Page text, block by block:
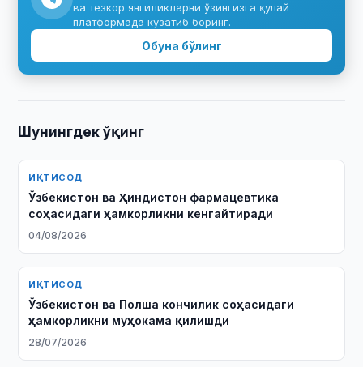
ва тезкор янгиликларни ўзингизга қулай
платформада кузатиб боринг.
Обуна бўлинг
Шунингдек ўқинг
ИҚТИСОД
Ўзбекистон ва Ҳиндистон фармацевтика
соҳасидаги ҳамкорликни кенгайтиради
04/08/2026
ИҚТИСОД
Ўзбекистон ва Полша кончилик соҳасидаги
ҳамкорликни муҳокама қилишди
28/07/2026